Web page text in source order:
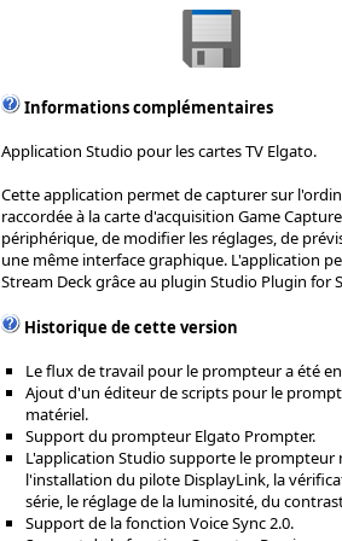
Informations complémentaires
Application Studio pour les cartes TV Elgato.
Cette application permet de capturer sur
raccordée à la carte d'acquisition Game
périphérique, de modifier les réglages, de
une même interface graphique. L'application
Stream Deck grâce au plugin Studio Plugin for
Historique de cette version
Le flux de travail pour le prompteur a été
Ajout d'un éditeur de scripts pour le
matériel.
Support du prompteur Elgato Prompter.
L'application Studio supporte le
l'installation du pilote DisplayLink, la
série, le réglage de la luminosité, du
Support de la fonction Voice Sync 2.0.